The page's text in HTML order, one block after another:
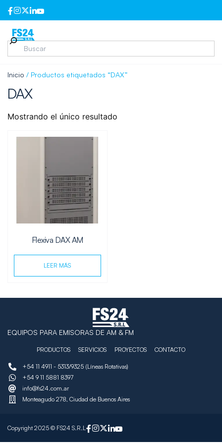
Inicio / Productos etiquetados “DAX”
DAX
Mostrando el único resultado
Flexiva DAX AM
LEER MÁS
EQUIPOS PARA EMISORAS DE AM & FM
PRODUCTOS SERVICIOS PROYECTOS CONTACTO
+54 11 4911 - 5313/9325 (Líneas Rotativas)
+54 9 11 5881 8397
info@fs24.com.ar
Monteagudo 278, Ciudad de Buenos Aires
Copyright 2025 © FS24 S.R.L